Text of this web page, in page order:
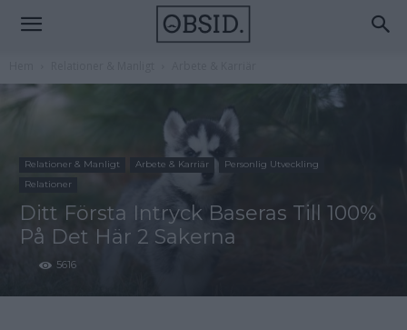
Relationer & Manligt Arbete & Karriär
Personlig Utveckling
Relationer
Ditt Första Intryck Baseras Till 100%
På Det Här 2 Sakerna
5616